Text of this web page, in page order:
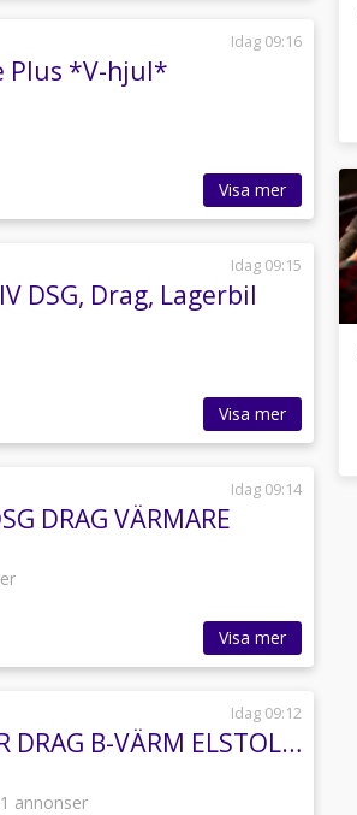
Idag 09:16
Plus *V-hjul*
Visa mer
Idag 09:15
DSG, Drag, Lagerbil
Visa mer
Idag 09:14
DRAG VÄRMARE
Visa mer
Idag 09:12
Skoda Superb iV BUSINESS LÄDER DRAG B-VÄRM ELSTOL 100% SoH MOMS
annonser